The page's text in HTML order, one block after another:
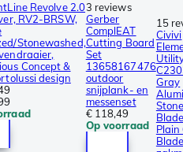
Revolve 2.0
RV2-BRSW,
Stonewashed,
Concept &
design
3 reviews
Gerber
ComplEAT
Cutting Board
Set
13658167476
outdoor
snijplank- en
messenset
€ 118,49
Op voorraad
15
Civivi
Gray
Plain